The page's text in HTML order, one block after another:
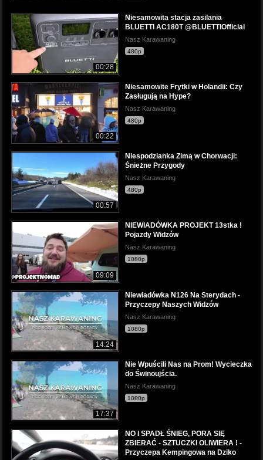
00:28
Niesamowita stacja zasilania
BLUETTI AC180T @BLUETTIOfficial
Nasz Karawaning
480p
00:22
Niesamowite Frytki w Holandii: Czy
Zasługują na Hype?
Nasz Karawaning
480p
00:57
Niespodzianka Zimą w Chorwacji:
Śnieżne Przygody
Nasz Karawaning
480p
09:09
NIEWIADÓWKA PROJEKT 13stka !
Pojazdy Widzów
Nasz Karawaning
1080p
14:24
Niewiadówka N126 Na Sterydach -
Przyczepy Naszych Widzów
Nasz Karawaning
1080p
17:37
Nie Wpuścili Nas na Prom! Wycieczka
do Świnoujścia.
Nasz Karawaning
1080p
NO I SPADŁ ŚNIEG, PORA SIĘ
ZBIERAĆ - SZTUCZKI OLIWIERA ! -
Przyczepa Kempingowa na Dziko